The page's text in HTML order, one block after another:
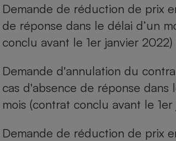
Demande de réduction de prix
de réponse dans le délai d’un
conclu avant le 1er janvier 2022)
Demande d'annulation du
cas d'absence de réponse dans
mois (contrat conclu avant le
Demande de réduction de prix